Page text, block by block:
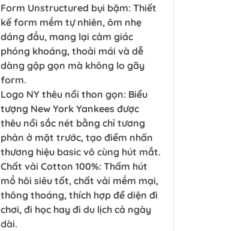
Form Unstructured bụi bặm: Thiết
kế form mềm tự nhiên, ôm nhẹ
dáng đầu, mang lại cảm giác
phóng khoáng, thoải mái và dễ
dàng gập gọn mà không lo gãy
form.
Logo NY thêu nổi thon gọn: Biểu
tượng New York Yankees được
thêu nổi sắc nét bằng chỉ tương
phản ở mặt trước, tạo điểm nhấn
thương hiệu basic vô cùng hút mắt.
Chất vải Cotton 100%: Thấm hút
mồ hôi siêu tốt, chất vải mềm mại,
thông thoáng, thích hợp để diện đi
chơi, đi học hay đi du lịch cả ngày
dài.